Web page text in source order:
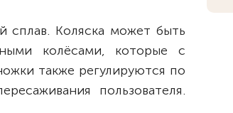
сплав. Коляска может быть
колёсами, которые с
также регулируются по
пользователя.